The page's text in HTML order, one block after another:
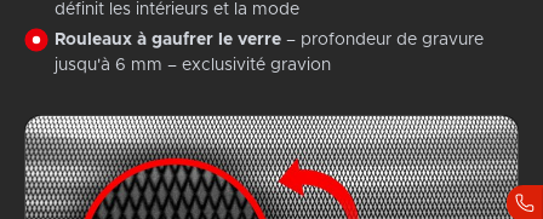
définit les intérieurs et la mode
Rouleaux à gaufrer le verre – profondeur de gravure
jusqu'à 6 mm – exclusivité gravion